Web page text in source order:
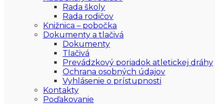
Rada školy
Rada rodičov
Knižnica – pobočka
Dokumenty a tlačivá
Dokumenty
Tlačivá
Prevádzkový poriadok atletickej dráhy
Ochrana osobných údajov
Vyhlásenie o prístupnosti
Kontakty
Poďakovanie